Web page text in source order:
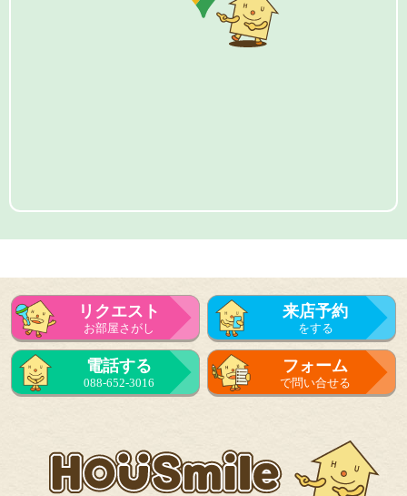
リクエスト
お部屋さがし
来店予約
をする
電話する
088-652-3016
フォーム
で問い合せる